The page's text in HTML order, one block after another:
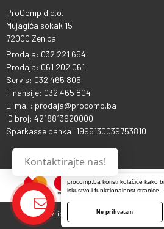
procomp.ba koristi kolačiće kako
iskustvo i funkcionalnost stranice.
Ne prihvatam
ProComp d.o.o.
Mujagića sokak 15
72000 Zenica
Prodaja: 032 221 654
Prodaja: 061 202 061
Servis: 032 465 805
Finansije: 032 465 804
E-mail: prodaja@procomp.ba
ID broj: 4218813920000
Sparkasse banka: 1995130039753810
Copyright © 2013 - 2026 ProComp
Kontaktirajte nas!